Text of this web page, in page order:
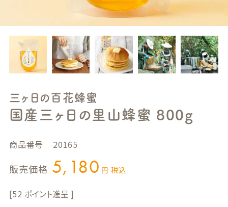
三ヶ日の百花蜂蜜
国産三ヶ日の里山蜂蜜 800g
商品番号 20165
販売価格 5,180 税込
52